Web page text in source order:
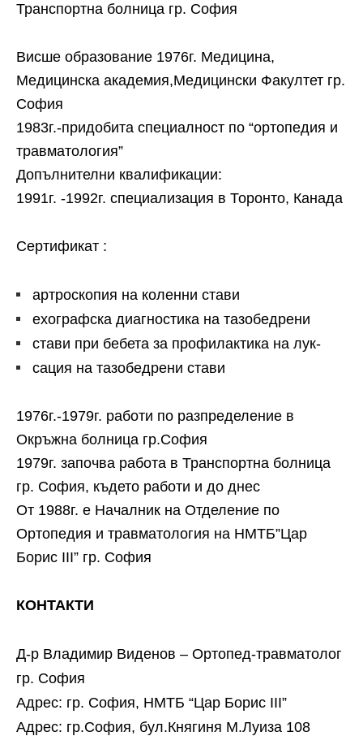
Транспортна болница гр. София
Висше образование 1976г. Медицина,
Медицинска академия,Медицински Факултет гр.
София
1983г.-придобита специалност по “ортопедия и
травматология”
Допълнителни квалификации:
1991г. -1992г. специализация в Торонто, Канада
Сертификат :
артроскопия на коленни стави
ехографска диагностика на тазобедрени
стави при бебета за профилактика на лук-
сация на тазобедрени стави
1976г.-1979г. работи по разпределение в
Окръжна болница гр.София
1979г. започва работа в Транспортна болница
гр. София, където работи и до днес
От 1988г. е Началник на Отделение по
Ортопедия и травматология на НМТБ”Цар
Борис III” гр. София
КОНТАКТИ
Д-р Владимир Виденов – Ортопед-травматолог
гр. София
Адрес: гр. София, НМТБ “Цар Борис III”
Адрес: гр.София, бул.Княгиня М.Луиза 108